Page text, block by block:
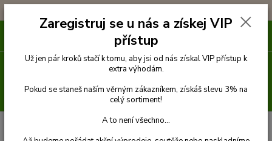
Menu
Hledat
Náhubky Popruhové náhubky
Zaregistruj se u nás a získej VIP
přístup
Už jen pár kroků stačí k tomu, aby jsi od nás získal VIP přístup k
extra výhodám.
Pokud se staneš naším věrným zákazníkem, získáš slevu 3% na
celý sortiment!
A to není všechno...